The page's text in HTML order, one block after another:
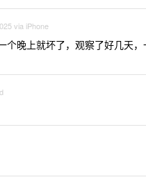
via iPhone
个晚上就坏了，观察了好几天